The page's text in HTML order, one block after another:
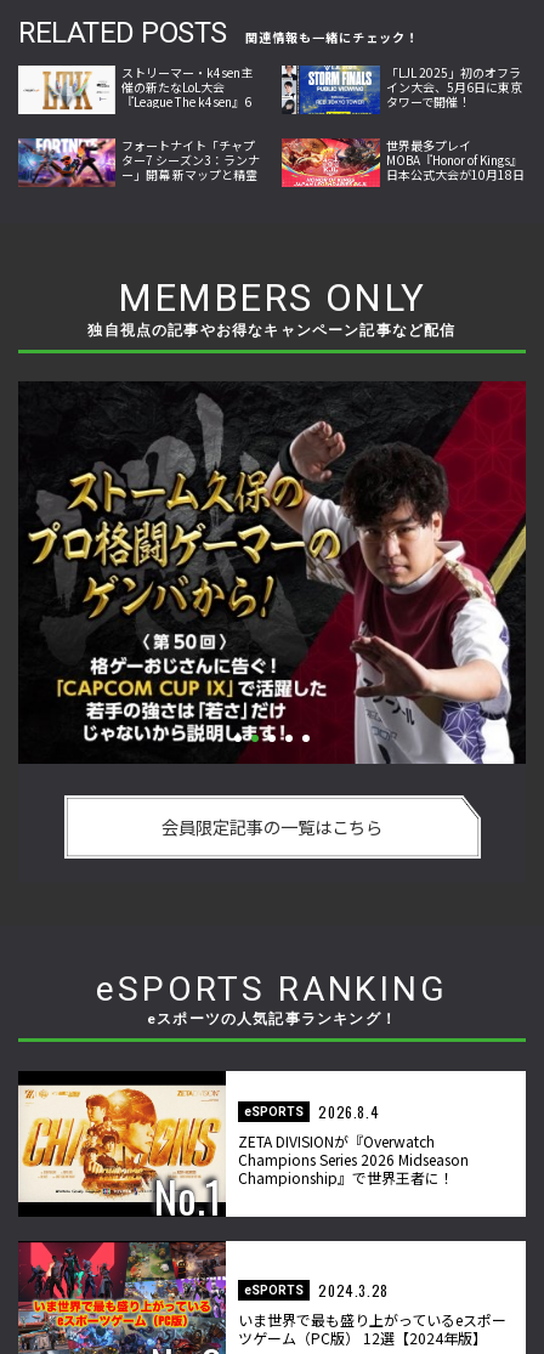
RELATED POSTS
関連情報も一緒にチェック！
ストリーマー・k4sen主
催の新たなLoL大会
『League The k4sen』6
「LJL 2025」初のオフラ
イン大会、5月6日に東京
タワーで開催！
フォートナイト「チャプ
ター7 シーズン3：ランナ
ー」開幕 新マップと精霊
世界最多プレイ
MOBA『Honor of Kings』
日本公式大会が10月18日
MEMBERS ONLY
独自視点の記事やお得なキャンペーン記事など配信
の強さは 「若さ」だけじゃないから説明します！【ストーム
久保のプロ格闘ゲーマーのゲンバから！ 第50回】
会員限定記事の一覧はこちら
eSPORTS RANKING
eスポーツの人気記事ランキング！
eSPORTS
2026.8.4
ZETA DIVISIONが『Overwatch
Champions Series 2026 Midseason
Championship』で世界王者に！
eSPORTS
2024.3.28
いま世界で最も盛り上がっているeスポー
ツゲーム（PC版） 12選【2024年版】